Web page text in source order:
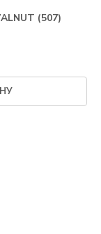
(507)